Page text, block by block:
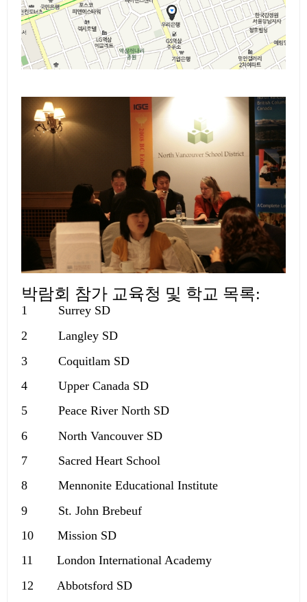
박람회 참가 교육청 및 학교 목록:
1
Surrey SD
2
Langley SD
3
Coquitlam SD
4
Upper Canada SD
5
Peace River North SD
6
North Vancouver SD
7
Sacred Heart School
8
Mennonite Educational Institute
9
St. John Brebeuf
10
Mission SD
11
London International Academy
12 Abbotsford SD